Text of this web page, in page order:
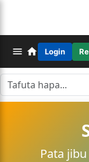
Login
Pata